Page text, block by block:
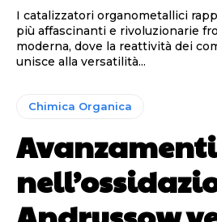
I catalizzatori organometallici
più affascinanti e rivoluzionarie
moderna, dove la reattività dei
unisce alla versatilità...
Chimica Organica